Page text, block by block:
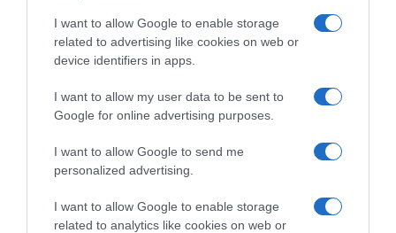
I want to allow Google to enable storage
related to advertising like cookies on web or
device identifiers in apps.
I want to allow my user data to be sent to
Google for online advertising purposes.
I want to allow Google to send me
personalized advertising.
I want to allow Google to enable storage
related to analytics like cookies on web or
Τα αίτια του ατυχήματος διερευνά η Τροχαία Χανίων